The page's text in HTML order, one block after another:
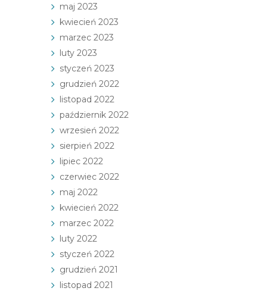
maj 2023
kwiecień 2023
marzec 2023
luty 2023
styczeń 2023
grudzień 2022
listopad 2022
październik 2022
wrzesień 2022
sierpień 2022
lipiec 2022
czerwiec 2022
maj 2022
kwiecień 2022
marzec 2022
luty 2022
styczeń 2022
grudzień 2021
listopad 2021